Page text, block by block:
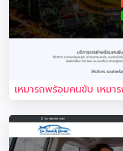
เหมารถพร้อมคนขับ เหมา